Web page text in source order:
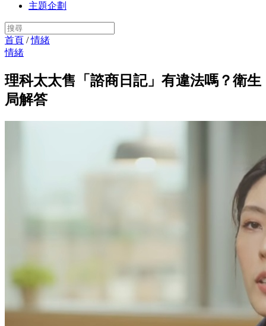
主題企劃
首頁 /情緒
情緒
理科太太售「諮商日記」有違法嗎？衛生
局解答